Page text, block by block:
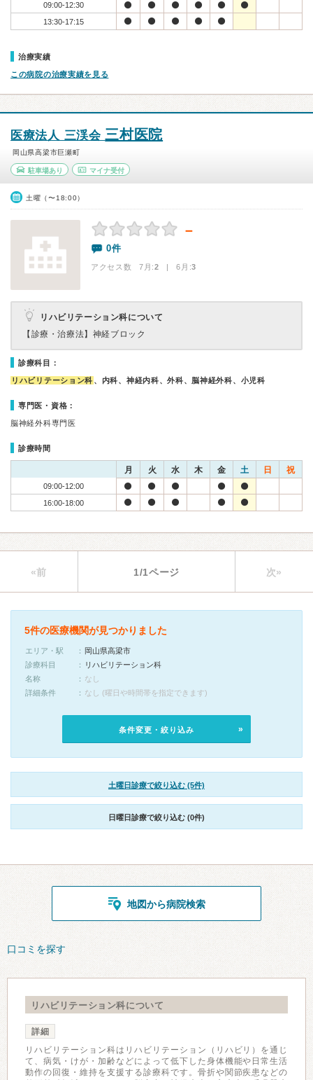
09:00-12:30
13:30-17:15
治療実績
この病院の治療実績を見る
医療法人 三渓会三村医院
岡山県高梁市巨瀬町
駐車場あり マイナ受付
土曜（〜18:00）
－
0件
アクセス数 7月:2 | 6月:3
リハビリテーション科について
【診療・治療法】 神経ブロック
診療科目：
リハビリテーション科 、内科、神経内科、外科、脳神経外科、小児科
専門医・資格：
脳神経外科専門医
診療時間
月 火 水 木 金 土 日 祝
09:00-12:00
16:00-18:00
«前 1/1ページ 次»
5件の医療機関が見つかりました
エリア・駅
岡山県高梁市
診療科目
リハビリテーション科
名称
なし
詳細条件
なし (曜日や時間帯を指定できます)
条件変更・絞り込み
土曜日診療で絞り込む (5件)
日曜日診療で絞り込む (0件)
地図から病院検索
口コミを探す
リハビリテーション科について
詳細
リハビリテーション科はリハビリテーション（リハビリ）を通じ
て、病気・けが・加齢などによって低下した身体機能や日常生活
動作の回復・維持を支援する診療科です。骨折や関節疾患などの